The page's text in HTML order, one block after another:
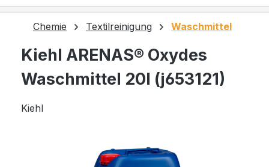
Chemie Textilreinigung Waschmittel
Kiehl ARENAS® Oxydes
Waschmittel 20l (j653121)
Kiehl
Bildergalerie überspringen